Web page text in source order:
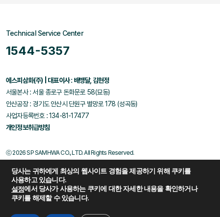
Technical Service Center
1544-5357
에스피삼화(주) | 대표이사 : 배맹달, 김현정
서울본사 : 서울 종로구 돈화문로 58(묘동)
안산공장 : 경기도 안산시 단원구 별망로 178 (성곡동)
사업자등록번호 : 134-81-17477
개인정보취급방침
ⓒ 2026 SP SAMHWA CO., LTD. All Rights Reserved.
Family Site
당사는 귀하에게 최상의 웹사이트 경험을 제공하기 위해 쿠키를
사용하고 있습니다.
설정에서 당사가 사용하는 쿠키에 대한 자세한 내용을 확인하거나
쿠키를 해제할 수 있습니다.